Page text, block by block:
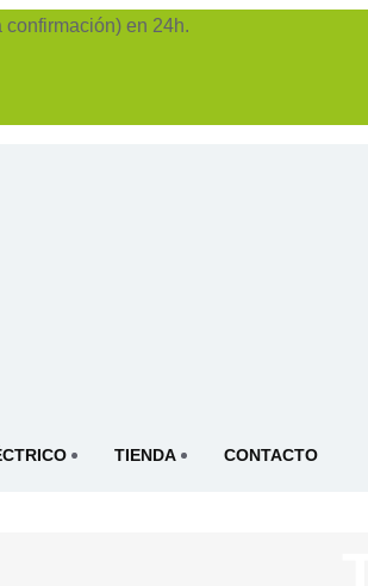
confirmación) en 24h.
TIENDA CONTACTO